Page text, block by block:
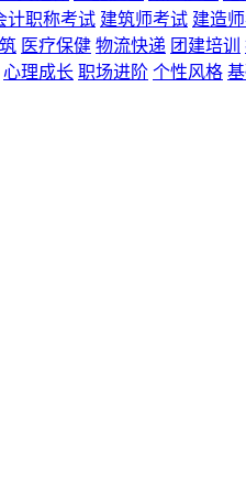
计职称考试 建筑师考试 建造
医疗保健 物流快递 团建培训
心理成长 职场进阶 个性风格